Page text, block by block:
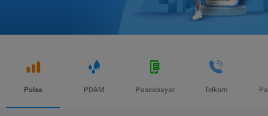
Pulsa PDAM Pascabayar Telkom